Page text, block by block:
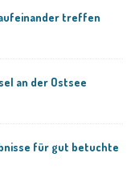
treffen
an der Ostsee
für gut betuchte